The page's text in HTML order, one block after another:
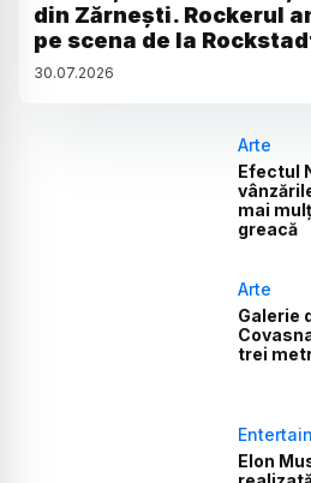
din Zărnești. Rockerul
pe scena de la
30.07.2026
Arte
Efectul
mai
greacă
Arte
Galerie
trei
Elon